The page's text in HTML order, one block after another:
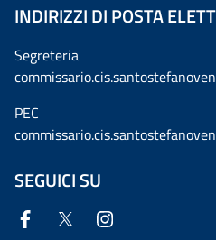
INDIRIZZI DI POSTA
Segreteria
PEC
SEGUICI SU